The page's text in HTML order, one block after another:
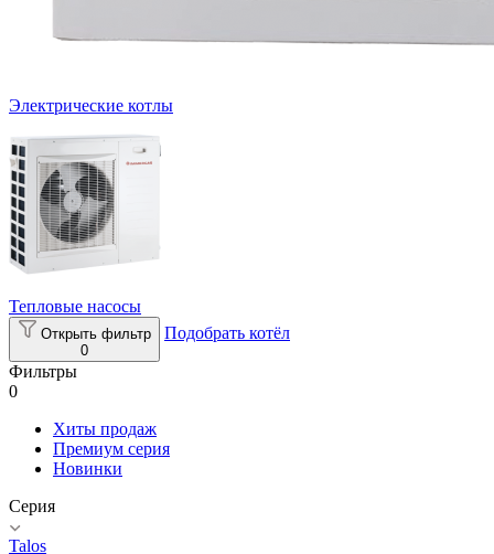
Электрические котлы
Тепловые насосы
Открыть фильтр
0
Подобрать котёл
Фильтры
0
Хиты продаж
Премиум серия
Новинки
Серия
Talos